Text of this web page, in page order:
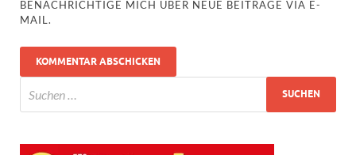
BENACHRICHTIGE MICH ÜBER NEUE BEITRÄGE VIA E-
MAIL.